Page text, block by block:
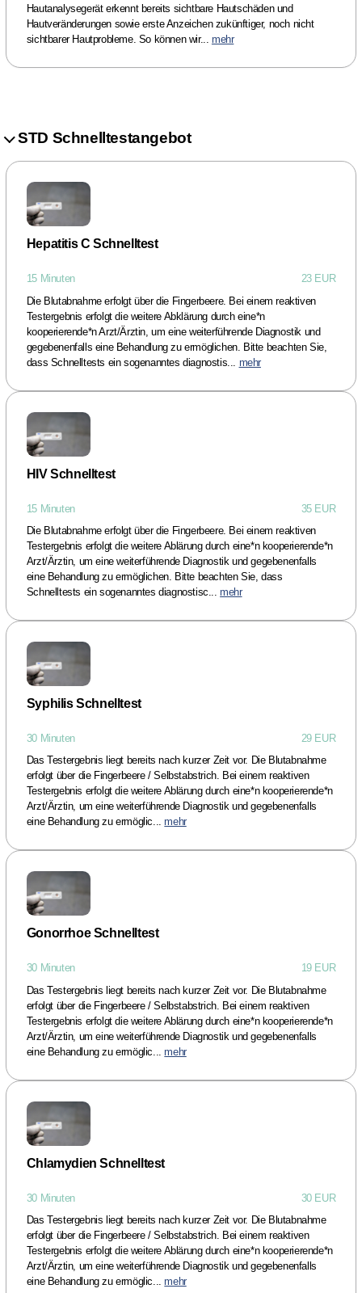
Hautanalysegerät erkennt bereits sichtbare Hautschäden und
Hautveränderungen sowie erste Anzeichen zukünftiger, noch nicht
sichtbarer Hautprobleme. So können wir... mehr
STD Schnelltestangebot
Hepatitis C Schnelltest
15 Minuten
23 EUR
Die Blutabnahme erfolgt über die Fingerbeere. Bei einem reaktiven
Testergebnis erfolgt die weitere Abklärung durch eine*n
kooperierende*n Arzt/Ärztin, um eine weiterführende Diagnostik und
gegebenenfalls eine Behandlung zu ermöglichen. Bitte beachten Sie,
dass Schnelltests ein sogenanntes diagnostis... mehr
HIV Schnelltest
15 Minuten
35 EUR
Die Blutabnahme erfolgt über die Fingerbeere. Bei einem reaktiven
Testergebnis erfolgt die weitere Ablärung durch eine*n kooperierende*n
Arzt/Ärztin, um eine weiterführende Diagnostik und gegebenenfalls
eine Behandlung zu ermöglichen. Bitte beachten Sie, dass
Schnelltests ein sogenanntes diagnostisc...mehr
Syphilis Schnelltest
30 Minuten
29 EUR
Das Testergebnis liegt bereits nach kurzer Zeit vor. Die Blutabnahme
erfolgt über die Fingerbeere / Selbstabstrich. Bei einem reaktiven
Testergebnis erfolgt die weitere Ablärung durch eine*n kooperierende*n
Arzt/Ärztin, um eine weiterführende Diagnostik und gegebenenfalls
eine Behandlung zu ermöglic...mehr
Gonorrhoe Schnelltest
30 Minuten
19 EUR
Das Testergebnis liegt bereits nach kurzer Zeit vor. Die Blutabnahme
erfolgt über die Fingerbeere / Selbstabstrich. Bei einem reaktiven
Testergebnis erfolgt die weitere Ablärung durch eine*n kooperierende*n
Arzt/Ärztin, um eine weiterführende Diagnostik und gegebenenfalls
eine Behandlung zu ermöglic...mehr
Chlamydien Schnelltest
30 Minuten
30 EUR
Das Testergebnis liegt bereits nach kurzer Zeit vor. Die Blutabnahme
erfolgt über die Fingerbeere / Selbstabstrich. Bei einem reaktiven
Testergebnis erfolgt die weitere Ablärung durch eine*n kooperierende*n
Arzt/Ärztin, um eine weiterführende Diagnostik und gegebenenfalls
eine Behandlung zu ermöglic...mehr